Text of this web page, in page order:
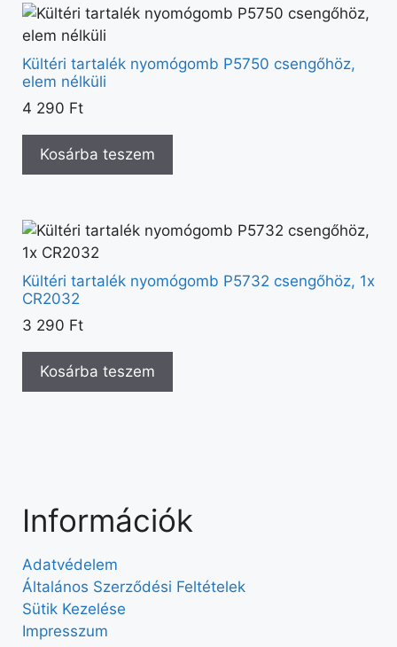
Kültéri tartalék nyomógomb P5750 csengőhöz,
elem nélküli
4 290 Ft
Kosárba teszem
Kültéri tartalék nyomógomb P5732 csengőhöz, 1x
CR2032
3 290 Ft
Kosárba teszem
Információk
Adatvédelem
Általános Szerződési Feltételek
Sütik Kezelése
Impresszum